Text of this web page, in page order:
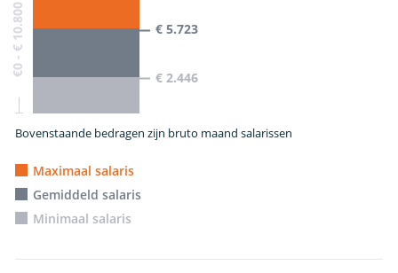
€0 - € 10.800 € 5.723
€ 2.446
Bovenstaande bedragen zijn bruto maand salarissen
Maximaal salaris
Gemiddeld salaris
Minimaal salaris